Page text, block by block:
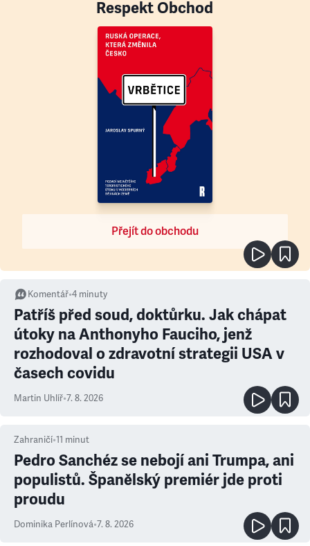
Respekt Obchod
Přejít do obchodu
Komentář•4 minuty
Patříš před soud, doktůrku. Jak chápat
útoky na Anthonyho Fauciho, jenž
rozhodoval o zdravotní strategii USA v
časech covidu
Martin Uhlíř•7. 8. 2026
Zahraničí•11 minut
Pedro Sanchéz se nebojí ani Trumpa, ani
populistů. Španělský premiér jde proti
proudu
Dominika Perlínová•7. 8. 2026